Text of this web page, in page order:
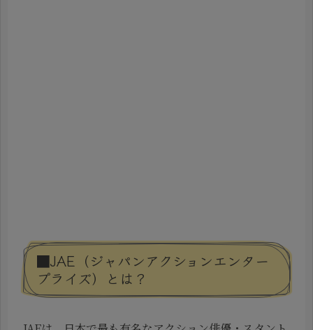
■JAE（ジャパンアクションエンター
プライズ）とは？